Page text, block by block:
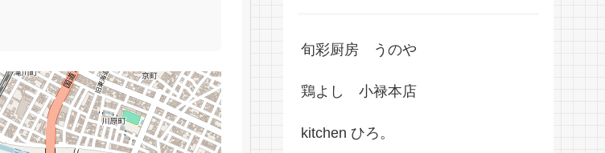
旬彩厨房 うのや
鶏よし 小禄本店
kitchen ひろ。